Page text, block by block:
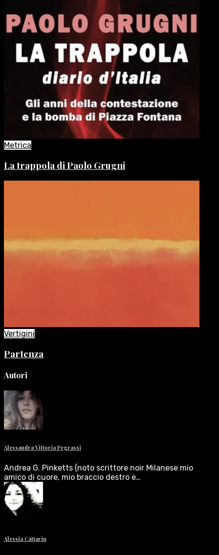
Metrica
La trappola di Paolo Grugni
Vertigini
Partenza
Autori
Alessandra Vittoria Pegrassi
Andrea G. Pinketts (noto scrittore noir Milanese mio
amico di cuore, mio braccio destro e…
Alessia Cattarin